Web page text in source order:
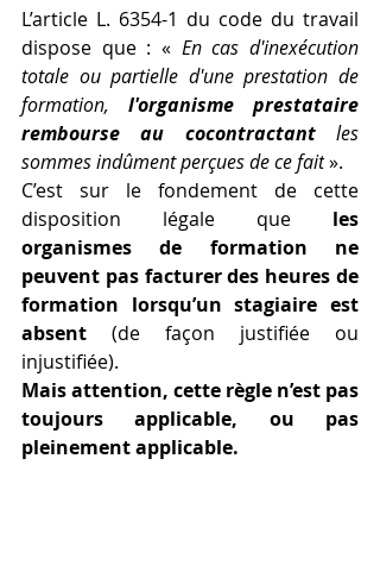
L’article L. 6354-1 du code du travail
dispose que : « En cas d'inexécution
totale ou partielle d'une prestation de
formation, l'organisme prestataire
rembourse au cocontractant les
sommes indûment perçues de ce fait ».
C’est sur le fondement de cette
disposition légale que les
organismes de formation ne
peuvent pas facturer des heures de
formation lorsqu’un stagiaire est
absent (de façon justifiée ou
injustifiée).
Mais attention, cette règle n’est pas
toujours applicable, ou pas
pleinement applicable.